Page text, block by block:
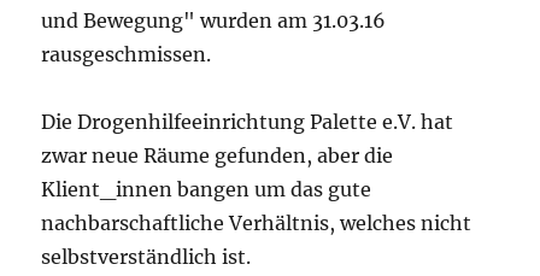
und Bewegung" wurden am 31.03.16
rausgeschmissen.
Die Drogenhilfeeinrichtung Palette e.V. hat
zwar neue Räume gefunden, aber die
Klient_innen bangen um das gute
nachbarschaftliche Verhältnis, welches nicht
selbstverständlich ist.